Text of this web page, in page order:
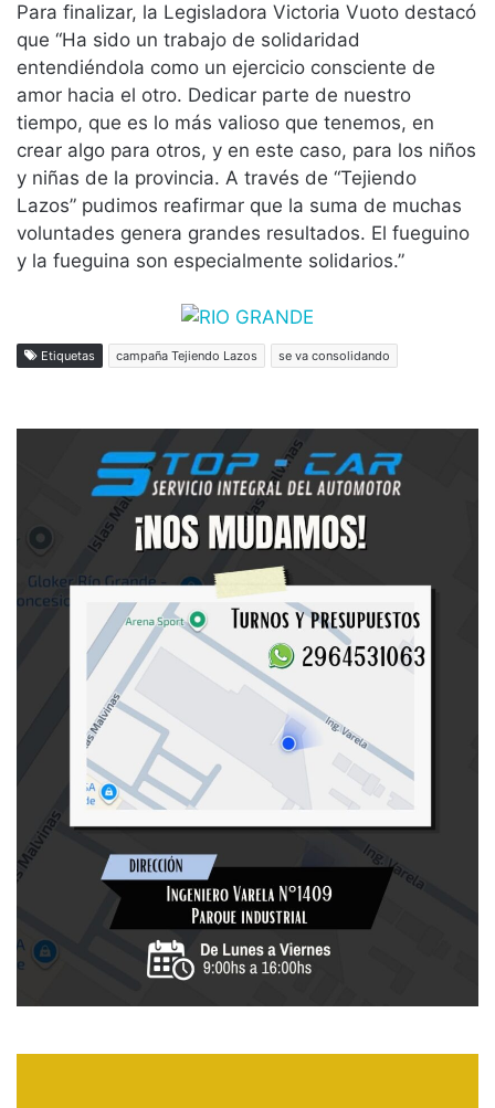
Para finalizar, la Legisladora Victoria Vuoto destacó
que “Ha sido un trabajo de solidaridad
entendiéndola como un ejercicio consciente de
amor hacia el otro. Dedicar parte de nuestro
tiempo, que es lo más valioso que tenemos, en
crear algo para otros, y en este caso, para los niños
y niñas de la provincia. A través de “Tejiendo
Lazos” pudimos reafirmar que la suma de muchas
voluntades genera grandes resultados. El fueguino
y la fueguina son especialmente solidarios.”
Etiquetas campaña Tejiendo Lazos se va consolidando